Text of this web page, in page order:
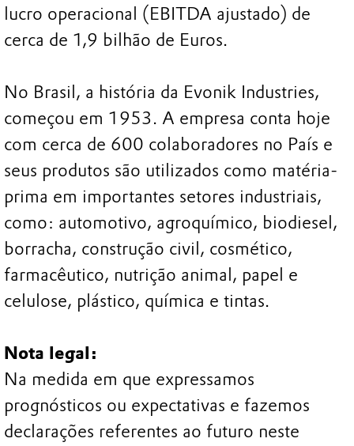
lucro operacional (EBITDA ajustado) de
cerca de 1,9 bilhão de Euros.
No Brasil, a história da Evonik Industries,
começou em 1953. A empresa conta hoje
com cerca de 600 colaboradores no País e
seus produtos são utilizados como matéria-
prima em importantes setores industriais,
como: automotivo, agroquímico, biodiesel,
borracha, construção civil, cosmético,
farmacêutico, nutrição animal, papel e
celulose, plástico, química e tintas.
Nota legal:
Na medida em que expressamos
prognósticos ou expectativas e fazemos
declarações referentes ao futuro neste